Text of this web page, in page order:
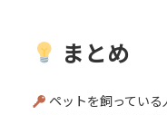
まとめ
ペットを飼っている